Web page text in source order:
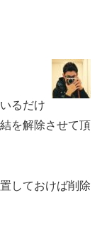
るだけ
を解除させて頂
しておけば削除